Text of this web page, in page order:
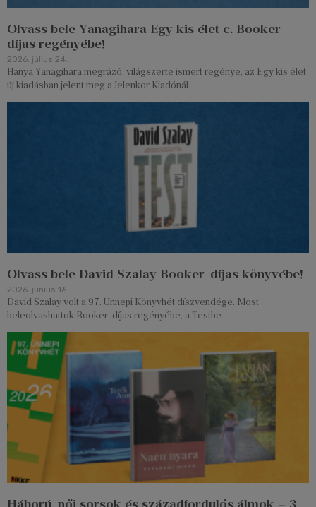
Olvass bele Yanagihara Egy kis élet c. Booker-
díjas regényébe!
2026. július 24.
Hanya Yanagihara megrázó, világszerte ismert regénye, az Egy kis élet
új kiadásban jelent meg a Jelenkor Kiadónál.
Olvass bele David Szalay Booker-díjas könyvébe!
2026. június 16.
David Szalay volt a 97. Ünnepi Könyvhét díszvendége. Most
beleolvashattok Booker-díjas regényébe, a Testbe.